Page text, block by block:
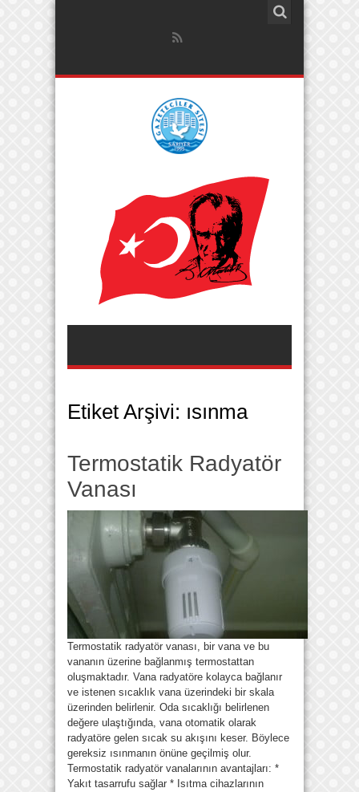
Etiket Arşivi: ısınma
Termostatik Radyatör
Vanası
Termostatik radyatör vanası, bir vana ve bu
vananın üzerine bağlanmış termostattan
oluşmaktadır. Vana radyatöre kolayca bağlanır
ve istenen sıcaklık vana üzerindeki bir skala
üzerinden belirlenir. Oda sıcaklığı belirlenen
değere ulaştığında, vana otomatik olarak
radyatöre gelen sıcak su akışını keser. Böylece
gereksiz ısınmanın önüne geçilmiş olur.
Termostatik radyatör vanalarının avantajları: *
Yakıt tasarrufu sağlar * Isıtma cihazlarının